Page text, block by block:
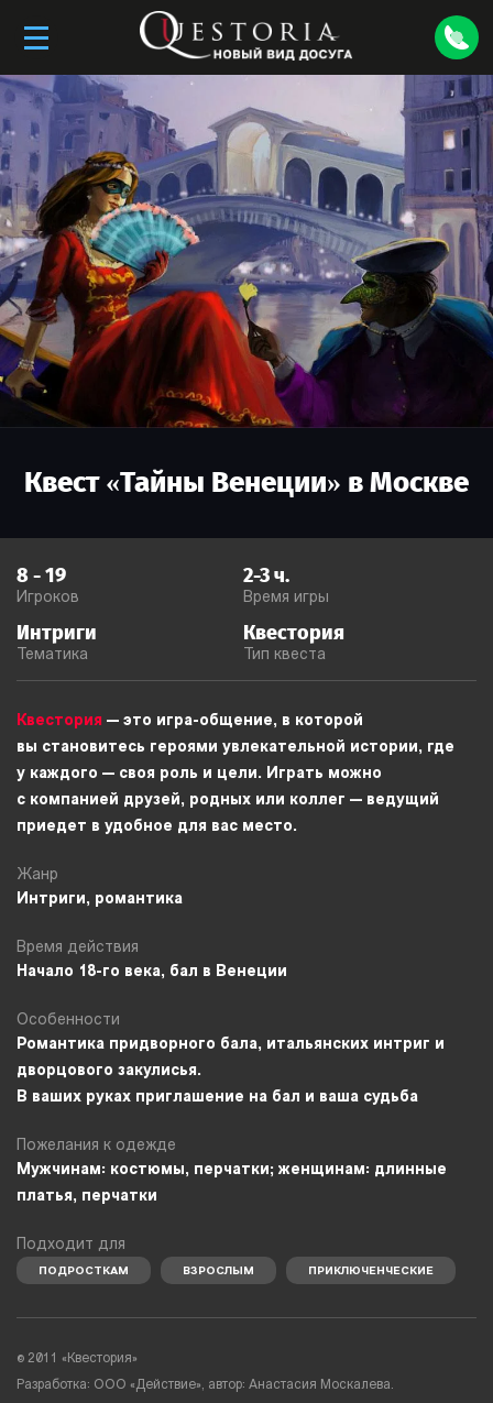
Квест «Тайны Венеции» вМоскве
8-19
Игроков
2-3ч.
Время игры
Интриги
Тематика
Квестория
Тип квеста
Квестория — это игра-общение, в которой
вы становитесь героями увлекательной истории, где
у каждого — своя роль и цели. Играть можно
с компанией друзей, родных или коллег — ведущий
приедет в удобное для вас место.
Жанр
Интриги, романтика
Время действия
Начало 18-го века, бал в Венеции
Особенности
Романтика придворного бала, итальянских интриг и
дворцового закулисья.
В ваших руках приглашение на бал и ваша судьба
Пожелания к одежде
Мужчинам: костюмы, перчатки; женщинам: длинные
платья, перчатки
Подходит для
ПОДРОСТКАМ ВЗРОСЛЫМ ПРИКЛЮЧЕНЧЕСКИЕ
© 2011 «Квестория»
Разработка: ООО «Действие», автор: Анастасия Москалева.